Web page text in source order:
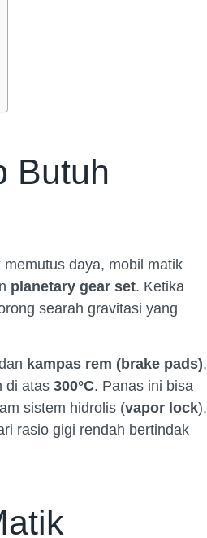
Butuh
daya, mobil matik
planetary gear set. Ketika
searah gravitasi yang
kampas rem (brake pads),
di atas 300°C. Panas ini bisa
sistem hidrolis (vapor lock),
rasio gigi rendah bertindak